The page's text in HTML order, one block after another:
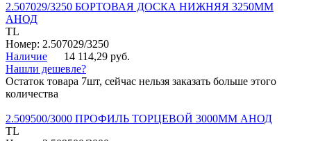
2.507029/3250 БОРТОВАЯ ДОСКА НИЖНЯЯ 3250ММ
АНОД
TL
Номер: 2.507029/3250
Наличие
14 114,29 руб.
Нашли дешевле?
Остаток товара 7шт, сейчас нельзя заказать больше этого
количества
2.509500/3000 ПРОФИЛЬ ТОРЦЕВОЙ 3000ММ АНОД
TL